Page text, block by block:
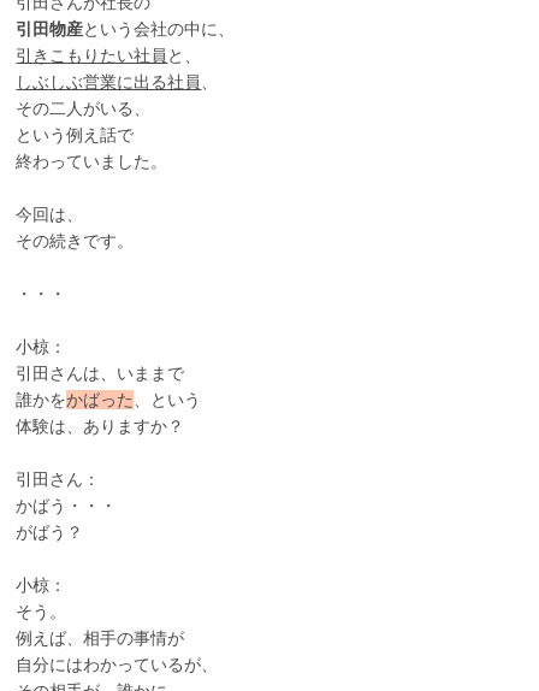
引田物産という会社の中に、
引きこもりたい社員 と、
しぶしぶ営業に出る社員
その二人がいる、
という例え話で
終わっていました。
今回は、
その続きです。
・・・
小椋：
引田さんは、いままで
誰かをかばった
、という
体験は、ありますか？
引田さん：
かばう・・・
がばう？
小椋：
そう。
例えば、相手の事情が
自分にはわかっているが、